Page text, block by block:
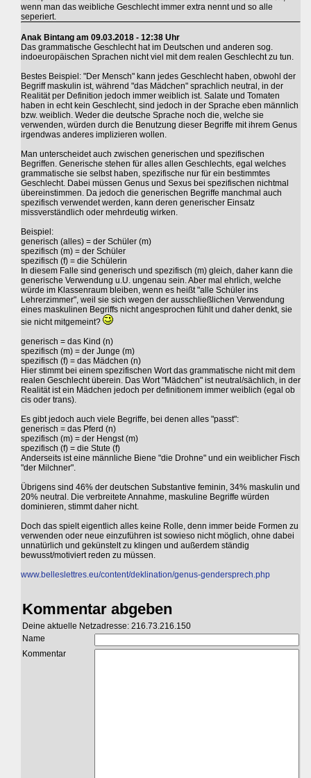
wenn man das weibliche Geschlecht immer extra nennt und so alle
seperiert.
Anak Bintang am 09.03.2018 - 12:38 Uhr
Das grammatische Geschlecht hat im Deutschen und anderen sog.
indoeuropäischen Sprachen nicht viel mit dem realen Geschlecht zu tun.
Bestes Beispiel: "Der Mensch" kann jedes Geschlecht haben, obwohl der
Begriff maskulin ist, während "das Mädchen" sprachlich neutral, in der
Realität per Definition jedoch immer weiblich ist. Salate und Tomaten
haben in echt kein Geschlecht, sind jedoch in der Sprache eben männlich
bzw. weiblich. Weder die deutsche Sprache noch die, welche sie
verwenden, würden durch die Benutzung dieser Begriffe mit ihrem Genus
irgendwas anderes implizieren wollen.
Man unterscheidet auch zwischen generischen und spezifischen
Begriffen. Generische stehen für alles allen Geschlechts, egal welches
grammatische sie selbst haben, spezifische nur für ein bestimmtes
Geschlecht. Dabei müssen Genus und Sexus bei spezifischen nichtmal
übereinstimmen. Da jedoch die generischen Begriffe manchmal auch
spezifisch verwendet werden, kann deren generischer Einsatz
missverständlich oder mehrdeutig wirken.
Beispiel:
generisch (alles) = der Schüler (m)
spezifisch (m) = der Schüler
spezifisch (f) = die Schülerin
In diesem Falle sind generisch und spezifisch (m) gleich, daher kann die
generische Verwendung u.U. ungenau sein. Aber mal ehrlich, welche
würde im Klassenraum bleiben, wenn es heißt "alle Schüler ins
Lehrerzimmer", weil sie sich wegen der ausschließlichen Verwendung
eines maskulinen Begriffs nicht angesprochen fühlt und daher denkt, sie
sie nicht mitgemeint?
generisch = das Kind (n)
spezifisch (m) = der Junge (m)
spezifisch (f) = das Mädchen (n)
Hier stimmt bei einem spezifischen Wort das grammatische nicht mit dem
realen Geschlecht überein. Das Wort "Mädchen" ist neutral/sächlich, in der
Realität ist ein Mädchen jedoch per definitionem immer weiblich (egal ob
cis oder trans).
Es gibt jedoch auch viele Begriffe, bei denen alles "passt":
generisch = das Pferd (n)
spezifisch (m) = der Hengst (m)
spezifisch (f) = die Stute (f)
Anderseits ist eine männliche Biene "die Drohne" und ein weiblicher Fisch
"der Milchner".
Übrigens sind 46% der deutschen Substantive feminin, 34% maskulin und
20% neutral. Die verbreitete Annahme, maskuline Begriffe würden
dominieren, stimmt daher nicht.
Doch das spielt eigentlich alles keine Rolle, denn immer beide Formen zu
verwenden oder neue einzuführen ist sowieso nicht möglich, ohne dabei
unnatürlich und gekünstelt zu klingen und außerdem ständig
bewusst/motiviert reden zu müssen.
www.belleslettres.eu/content/deklination/genus-gendersprech.php
Kommentar abgeben
Deine aktuelle Netzadresse: 216.73.216.150
Name
Kommentar